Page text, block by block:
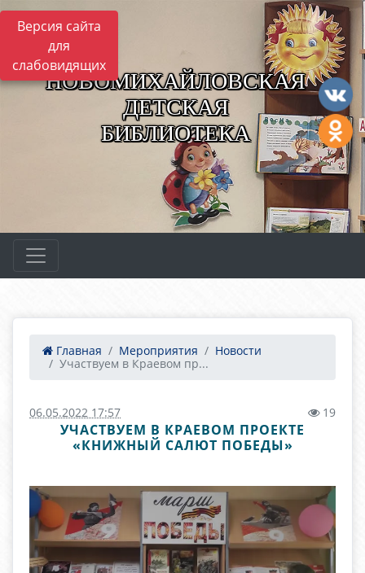
Версия сайта
для
слабовидящих
НОВОМИХАЙЛОВСКАЯ
ДЕТСКАЯ
БИБЛИОТЕКА
Главная Мероприятия
Новости
Участвуем в Краевом пр...
06.05.2022 17:57 19
УЧАСТВУЕМ В КРАЕВОМ ПРОЕКТЕ
«КНИЖНЫЙ САЛЮТ ПОБЕДЫ»